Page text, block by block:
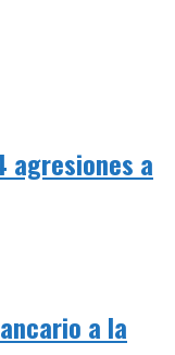
agresiones a
a la